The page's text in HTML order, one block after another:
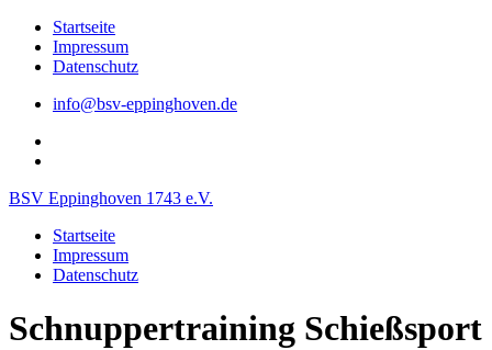
Skip
content
Startseite
Impressum
Datenschutz
info@bsv-eppinghoven.de
bei
Eppinghoven
Twitter
BSV Eppinghoven 1743 e.V.
Startseite
Impressum
Datenschutz
Schnuppertraining Schießsport